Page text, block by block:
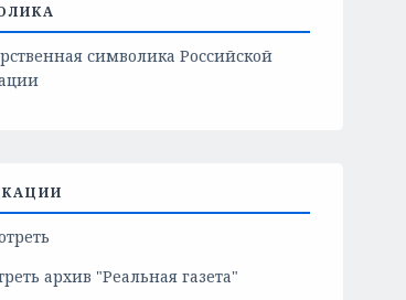
символика Российской
архив "Реальная газета"